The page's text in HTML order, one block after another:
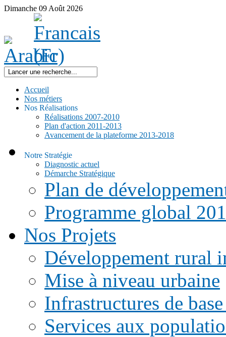
Dimanche 09 Août 2026
Accueil
Nos métiers
Nos Réalisations
Réalisations 2007-2010
Plan d'action 2011-2013
Avancement de la plateforme 2013-2018
Notre Stratégie
Diagnostic actuel
Démarche Stratégique
Plan de
Programme global
Nos Projets
Développement rural
Mise à niveau urbaine
Infrastructures de
Services aux